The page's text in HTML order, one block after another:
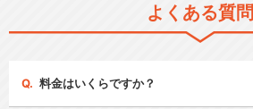
よくある質問
料金はいくらですか？